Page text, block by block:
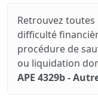
Retrouvez
difficulté
procédure de
ou liquidation
APE 4329b -